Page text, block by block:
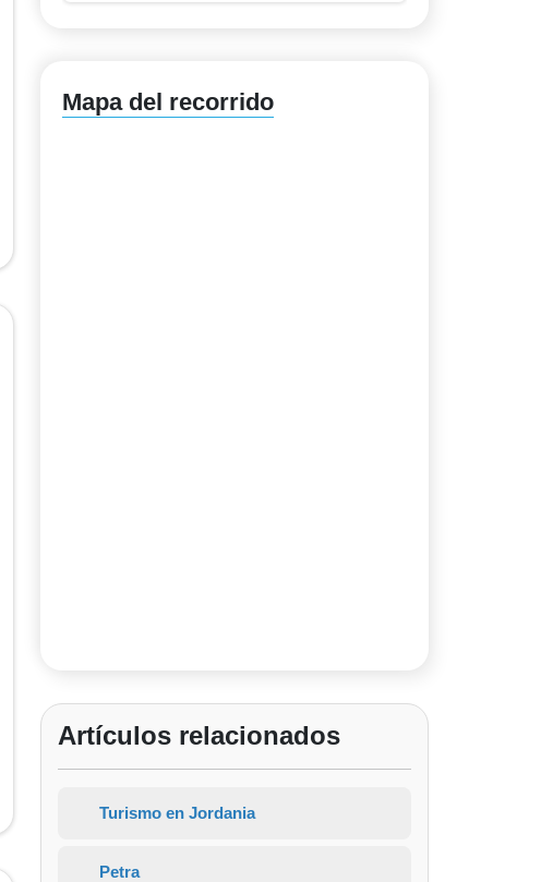
Mapa del recorrido
Artículos relacionados
Turismo en Jordania
Petra